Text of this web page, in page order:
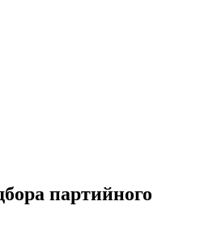
партийного